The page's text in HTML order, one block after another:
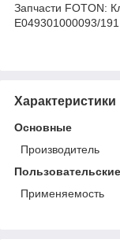
Запчасти FOTON:
E049301000093/191
Характеристики
Основные
Производитель
Применяемость